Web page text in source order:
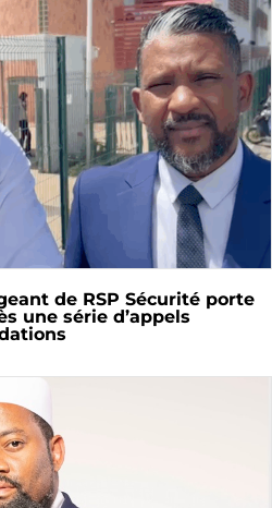
de RSP Sécurité porte
une série d’appels